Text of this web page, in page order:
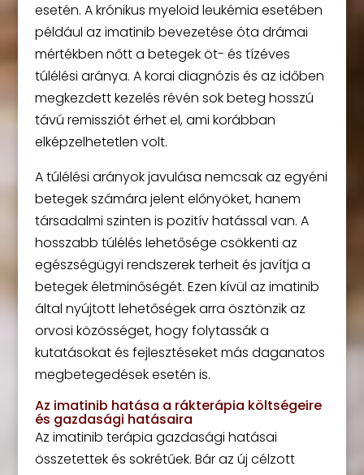
esetén. A krónikus myeloid leukémia esetében
például az imatinib bevezetése óta drámai
mértékben nőtt a betegek öt- és tízéves
túlélési aránya. A korai diagnózis és az időben
megkezdett kezelés révén sok beteg hosszú
távú remissziót érhet el, ami korábban
elképzelhetetlen volt.
A túlélési arányok javulása nemcsak az egyéni
betegek számára jelent előnyöket, hanem
társadalmi szinten is pozitív hatással van. A
hosszabb túlélés lehetősége csökkenti az
egészségügyi rendszerek terheit és javítja a
betegek életminőségét. Ezen kívül az imatinib
által nyújtott lehetőségek arra ösztönzik az
orvosi közösséget, hogy folytassák a
kutatásokat és fejlesztéseket más daganatos
megbetegedések esetén is.
Az imatinib hatása a rákterápia költségeire
és gazdasági hatásaira
Az imatinib terápia gazdasági hatásai
összetettek és sokrétűek. Bár az új célzott